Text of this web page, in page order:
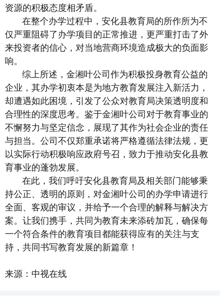
资源的积极态度相矛盾。
在整个办学过程中，安化县教育局的所作所为不
仅严重阻碍了办学项目的正常推进，更严重打击了外
来投资者的信心，对当地营商环境造成极大的负面影
响。
综上所述，金湘叶公司作为积极投身教育公益的
企业，其办学初衷本是为地方教育发展注入新活力，
却遭遇如此困境，引发了公众对教育局决策透明度和
合理性的深度思考。鉴于金湘叶公司对于教育事业的
不懈努力与坚定信念，展现了其作为社会企业的责任
与担当。公司不仅郑重承诺将严格遵循法律法规，更
以实际行动积极响应政府号召，致力于推动安化县教
育事业的蓬勃发展。
在此，我们呼吁安化县教育局及相关部门能够秉
持公正、透明的原则，对金湘叶公司的办学申请进行
全面、客观的审议，并给予一个合理的解释与解决方
案。让我们携手，共同为教育未来添砖加瓦，确保每
一个符合条件的教育项目都能获得应有的关注与支
持，共同书写教育发展的新篇章！
来源：中视在线